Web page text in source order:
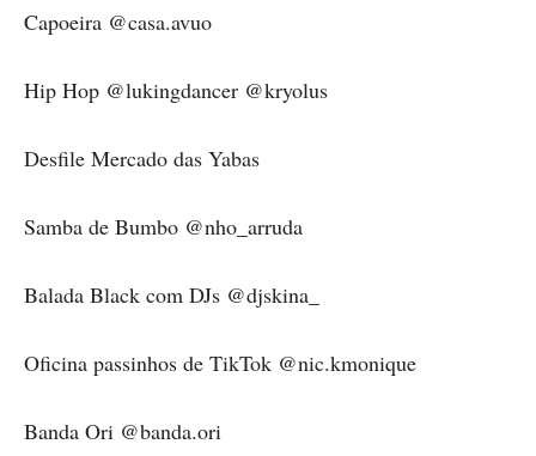
Capoeira @casa.avuo
Hip Hop @lukingdancer @kryolus
Desfile Mercado das Yabas
Samba de Bumbo @nho_arruda
Balada Black com DJs @djskina_
Oficina passinhos de TikTok @nic.kmonique
Banda Ori @banda.ori